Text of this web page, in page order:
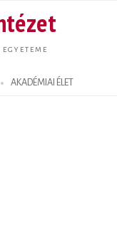
AKADÉMIAI ÉLET